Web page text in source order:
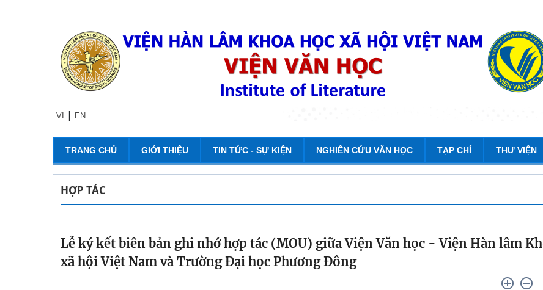
VI | EN
TRANG CHỦ GIỚI THIỆU TIN TỨC - SỰ KIỆN NGHIÊN CỨU VĂN HỌC TẠP CHÍ THƯ VIỆN
HỢP TÁC
Lễ ký kết biên bản ghi nhớ hợp tác (MOU) giữa Viện Văn học - Viện Hàn lâm
xã hội Việt Nam và Trường Đại học Phương Đông